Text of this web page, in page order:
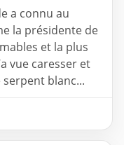
a connu au
la présidente de
et la plus
vue caresser et
blanc...